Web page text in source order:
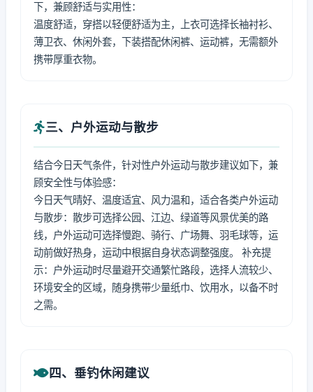
下，兼顾舒适与实用性：
温度舒适，穿搭以轻便舒适为主，上衣可选择长袖衬衫、
薄卫衣、休闲外套，下装搭配休闲裤、运动裤，无需额外
携带厚重衣物。
三、户外运动与散步
结合今日天气条件，针对性户外运动与散步建议如下，兼
顾安全性与体验感：
今日天气晴好、温度适宜、风力温和，适合各类户外运动
与散步：散步可选择公园、江边、绿道等风景优美的路
线，户外运动可选择慢跑、骑行、广场舞、羽毛球等，运
动前做好热身，运动中根据自身状态调整强度。 补充提
示：户外运动时尽量避开交通繁忙路段，选择人流较少、
环境安全的区域，随身携带少量纸巾、饮用水，以备不时
之需。
四、垂钓休闲建议